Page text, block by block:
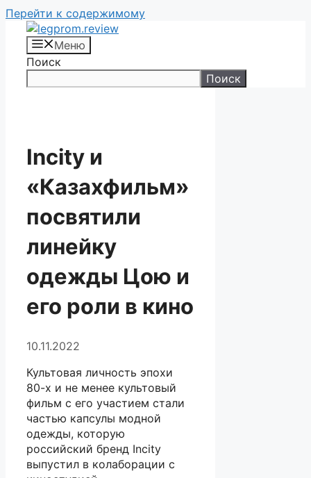
Перейти к содержимому
Меню
Поиск
Поиск
Incity и
«Казахфильм»
посвятили
линейку
одежды Цою и
его роли в кино
10.11.2022
Культовая личность эпохи
80-х и не менее культовый
фильм с его участием стали
частью капсулы модной
одежды, которую
российский бренд Incity
выпустил в колаборации с